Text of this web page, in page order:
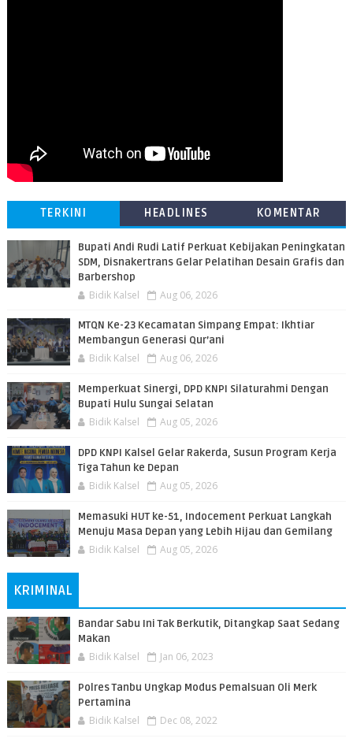
TERKINI HEADLINES KOMENTAR
Bupati Andi Rudi Latif Perkuat Kebijakan Peningkatan
SDM, Disnakertrans Gelar Pelatihan Desain Grafis dan
Barbershop
Bidik Kalsel Aug 06, 2026
MTQN Ke-23 Kecamatan Simpang Empat: Ikhtiar
Membangun Generasi Qur’ani
Bidik Kalsel Aug 06, 2026
Memperkuat Sinergi, DPD KNPI Silaturahmi Dengan
Bupati Hulu Sungai Selatan
Bidik Kalsel Aug 05, 2026
DPD KNPI Kalsel Gelar Rakerda, Susun Program Kerja
Tiga Tahun ke Depan
Bidik Kalsel Aug 05, 2026
Memasuki HUT ke-51, Indocement Perkuat Langkah
Menuju Masa Depan yang Lebih Hijau dan Gemilang
Bidik Kalsel Aug 05, 2026
KRIMINAL
Bandar Sabu Ini Tak Berkutik, Ditangkap Saat Sedang
Makan
Bidik Kalsel Jan 06, 2023
Polres Tanbu Ungkap Modus Pemalsuan Oli Merk
Pertamina
Bidik Kalsel Dec 08, 2022